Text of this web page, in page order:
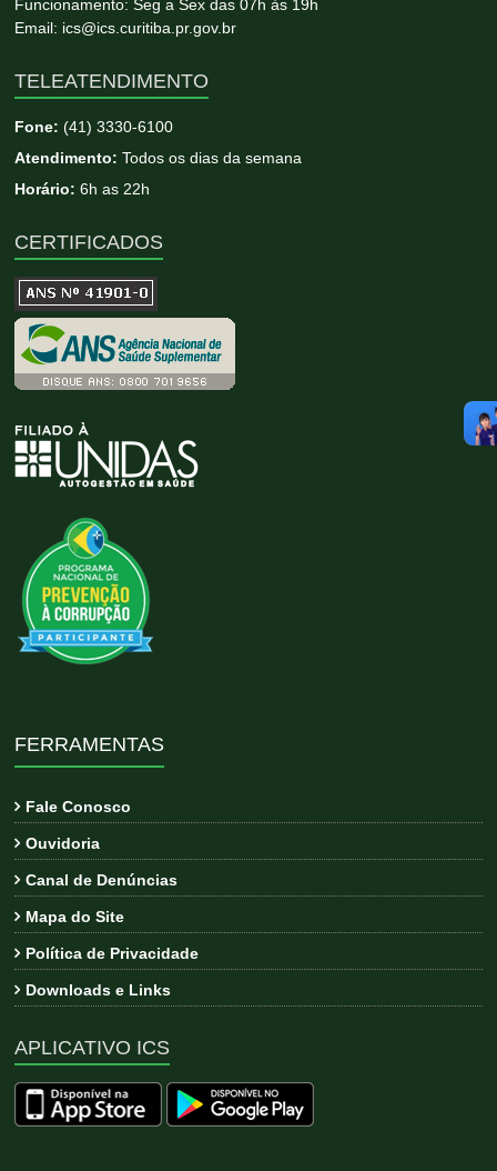
Funcionamento: Seg a Sex das 07h às 19h
Email: ics@ics.curitiba.pr.gov.br
TELEATENDIMENTO
Fone:(41) 3330-6100
Atendimento: Todos os dias da semana
Horário: 6h as 22h
CERTIFICADOS
FERRAMENTAS
Fale Conosco
Ouvidoria
Canal de Denúncias
Mapa do Site
Política de Privacidade
Downloads e Links
APLICATIVO ICS